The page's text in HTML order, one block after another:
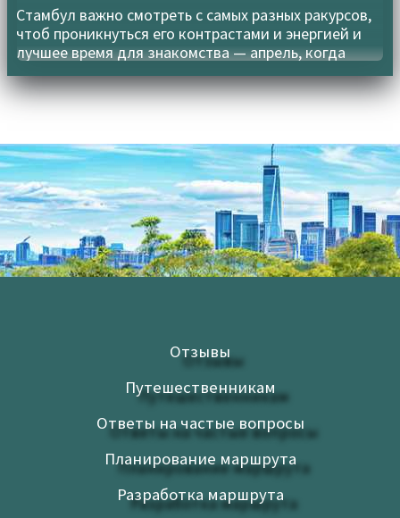
Стамбул важно смотреть с самых разных ракурсов,
чтоб проникнуться его контрастами и энергией и
лучшее время для знакомства — апрель, когда
цветут тюльпаны
Отзывы
Путешественникам
Ответы на частые вопросы
Планирование маршрута
Разработка маршрута